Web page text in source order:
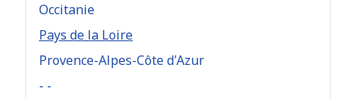
Occitanie
Pays de la Loire
Provence-Alpes-Côte d'Azur
- -